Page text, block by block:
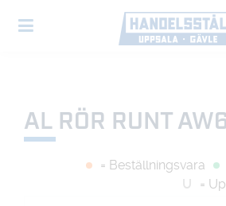
AL RÖR RUNT
= Beställningsvara
U
=